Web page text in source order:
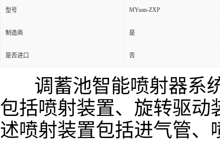
型号 MYuan-ZXP
制造商 是
是否进口 否
调蓄池智能喷射器系
包括喷射装置、旋转驱动
述喷射装置包括进气管、